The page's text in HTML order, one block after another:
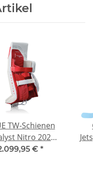
TW-Schienen
Nitro 2026
Senior€ *